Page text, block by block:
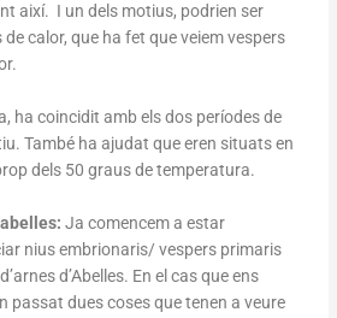
així. I un dels motius, podrien ser
calor, que ha fet que veiem vespers
ha coincidit amb els dos períodes de
També ha ajudat que eren situats en
dels 50 graus de temperatura.
Ja comencem a estar
nius embrionaris/ vespers primaris
d’Abelles. En el cas que ens
passat dues coses que tenen a veure